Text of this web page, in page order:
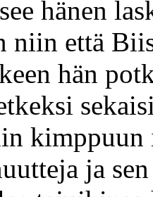
hänen
niin että
hän
ja